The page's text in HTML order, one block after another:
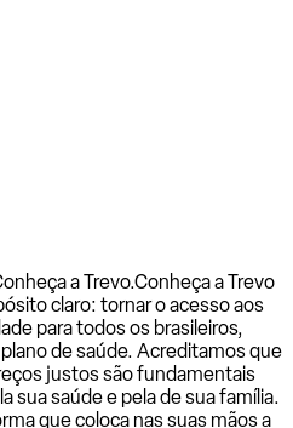
a Trevo.Conheça a Trevo
claro: tornar o acesso aos
para todos os brasileiros,
de saúde. Acreditamos que
justos são fundamentais
sua saúde e pela de sua família.
que coloca nas suas mãos a